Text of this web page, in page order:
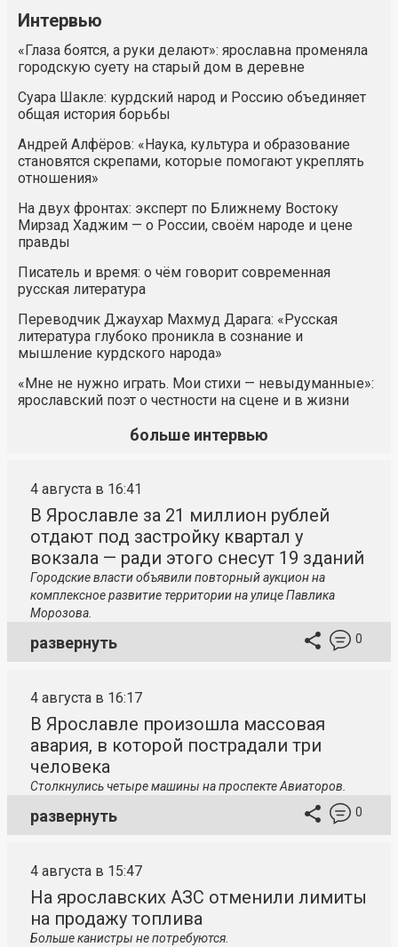
Интервью
«Глаза боятся, а руки делают»: ярославна променяла
городскую суету на старый дом в деревне
Суара Шакле: курдский народ и Россию объединяет
общая история борьбы
Андрей Алфёров: «Наука, культура и образование
становятся скрепами, которые помогают укреплять
отношения»
На двух фронтах: эксперт по Ближнему Востоку
Мирзад Хаджим — о России, своём народе и цене
правды
Писатель и время: о чём говорит современная
русская литература
Переводчик Джаухар Махмуд Дарага: «Русская
литература глубоко проникла в сознание и
мышление курдского народа»
«Мне не нужно играть. Мои стихи — невыдуманные»:
ярославский поэт о честности на сцене и в жизни
больше интервью
4 августа в 16:41
В Ярославле за 21 миллион рублей
отдают под застройку квартал у
вокзала — ради этого снесут 19 зданий
Городские власти объявили повторный аукцион на
комплексное развитие территории на улице Павлика
Морозова.
развернуть 0
4 августа в 16:17
В Ярославле произошла массовая
авария, в которой пострадали три
человека
Столкнулись четыре машины на проспекте Авиаторов.
развернуть 0
4 августа в 15:47
На ярославских АЗС отменили лимиты
на продажу топлива
Больше канистры не потребуются.